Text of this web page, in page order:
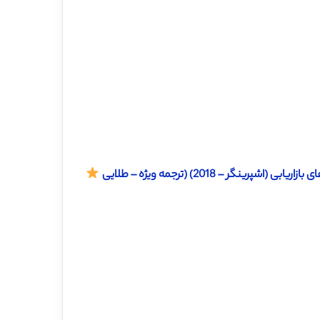
– 2018) (ترجمه ویژه – طلایی